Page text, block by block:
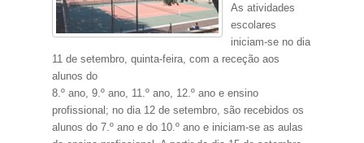
As atividades
escolares
iniciam-se no dia
11 de setembro, quinta-feira, com a receção aos
alunos do
8.º ano, 9.º ano, 11.º ano, 12.º ano e ensino
profissional; no dia 12 de setembro, são recebidos os
alunos do 7.º ano e do 10.º ano e iniciam-se as aulas